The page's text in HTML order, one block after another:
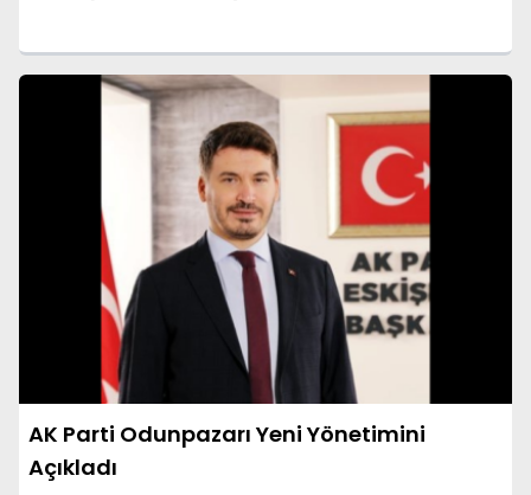
AK Parti Odunpazarı Yeni Yönetimini
Açıkladı